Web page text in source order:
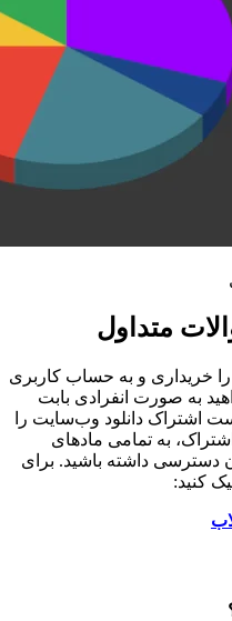
متداول
خریداری و به حساب کاربری
به صورت انفرادی بابت
اشتراک دانلود وب‌سایت را
به تمامی مادهای
داشته باشید. برای
کنید: